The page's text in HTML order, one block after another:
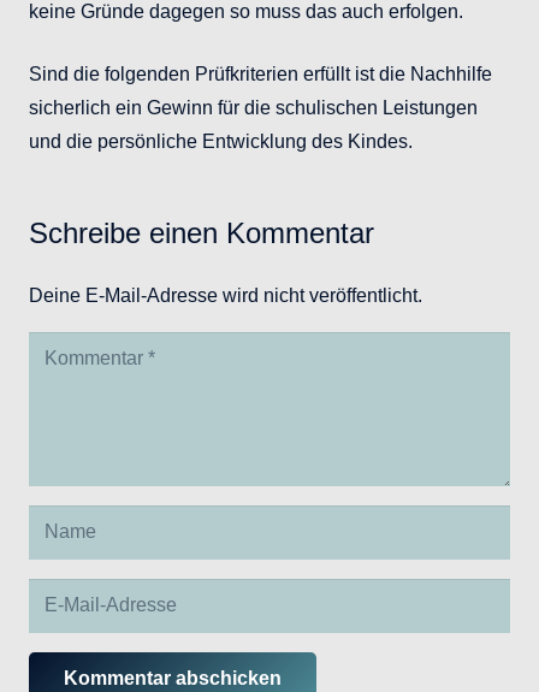
keine Gründe dagegen so muss das auch erfolgen.
Sind die folgenden Prüfkriterien erfüllt ist die Nachhilfe
sicherlich ein Gewinn für die schulischen Leistungen
und die persönliche Entwicklung des Kindes.
Schreibe einen Kommentar
Deine E-Mail-Adresse wird nicht veröffentlicht.
Kommentar abschicken